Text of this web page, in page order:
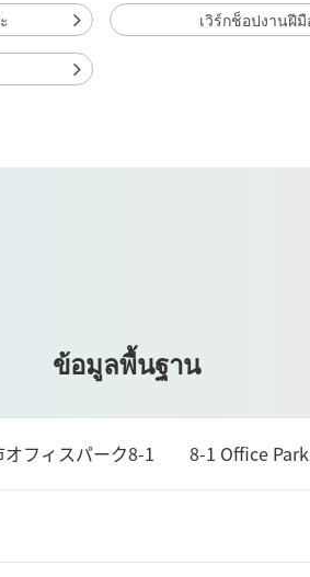
เวิร์กช็อปงานฝี
ข้อมูลพื้นฐาน
フィスパーク8-1 8-1 Office Park,